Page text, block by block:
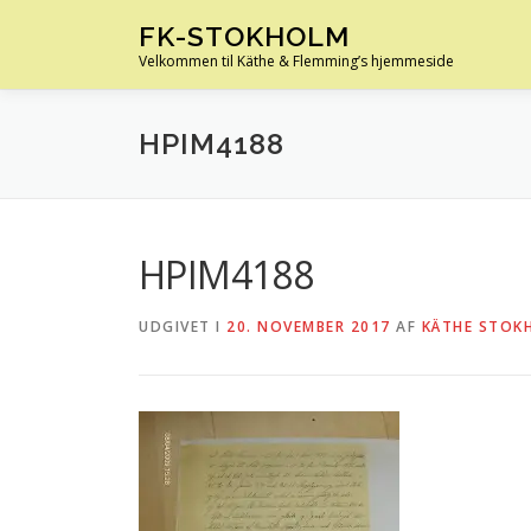
FK-STOKHOLM
Velkommen til Käthe & Flemming’s hjemmeside
HPIM4188
HPIM4188
UDGIVET I 20. NOVEMBER 2017 AF KÄTHE